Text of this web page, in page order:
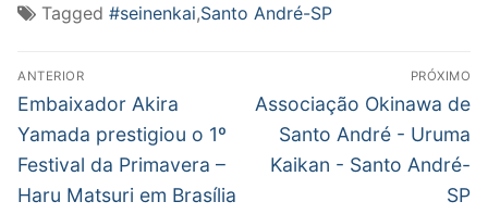
Tagged #seinenkai,Santo André-SP
Navegação
de
Post
ANTERIOR
Post
anterior:
Embaixador Akira
Yamada prestigiou o 1º
Festival da Primavera –
Haru Matsuri em Brasília
PRÓXIMO
Próximo
post:
Associação Okinawa de
Santo André - Uruma
Kaikan - Santo André-
SP